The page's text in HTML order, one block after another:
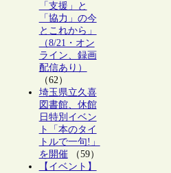
「支援」と
「協力」の今
とこれから」
（8/21・オン
ライン、録画
配信あり）
（62）
埼玉県立久喜
図書館、休館
日特別イベン
ト「本のタイ
トルで一句!」
を開催（59）
【イベント】